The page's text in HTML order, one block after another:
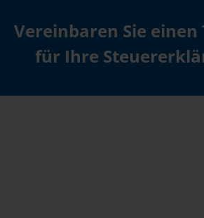
Vereinbaren Sie einen
für Ihre